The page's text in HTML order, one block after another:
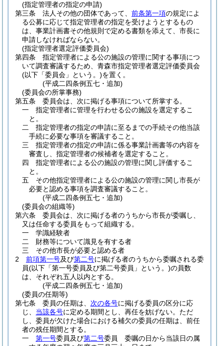
(指定管理者の指定の申請)
第三条
法人その他の団体であって、 前条第一項の規定によ
る公募に応じて指定管理者の指定を受けようとするもの
は、事業計画書その他規則で定める書類を添えて、市長に
申請しなければならない。
(指定管理者選定評価委員会)
第四条
指定管理者による公の施設の管理に関する事項につ
いて調査審議するため、青森市指定管理者選定評価委員会
(以下「委員会」という。)を置く。
(平成二四条例五七・追加)
(委員会の所掌事務)
第五条
委員会は、次に掲げる事項について所掌する。
一
指定管理者に管理を行わせる公の施設を選定するこ
と。
二
指定管理者の指定の申請に至るまでの手続その他当該
手続に必要な事項を審議すること。
三
指定管理者の指定の申請に係る事業計画書等の内容を
審査し、指定管理者の候補者を選定すること。
四
指定管理者による公の施設の管理に関し評価するこ
と。
五
その他指定管理者による公の施設の管理に関し市長が
必要と認める事項を調査審議すること。
(平成二四条例五七・追加)
(委員会の組織等)
第六条
委員会は、次に掲げる者のうちから市長が委嘱し、
又は任命する委員をもって組織する。
一
学識経験者
二
財務等について識見を有する者
三
その他市長が必要と認める者
2
前項第一号及び第二号に掲げる者のうちから委嘱される委
員(以下「第一号委員及び第二号委員」という。)の員数
は、それぞれ五人以内とする。
(平成二四条例五七・追加)
(委員の任期等)
第七条
委員の任期は、 次の各号に掲げる委員の区分に応
じ、 当該各号に定める期間とし、再任を妨げない。 ただ
し、委員が欠けた場合における補欠の委員の任期は、前任
者の残任期間とする。
一
第一号委員及び第二号委員 委嘱の日から当該日の属